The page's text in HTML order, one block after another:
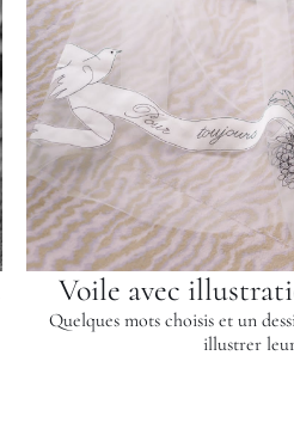
Voile avec
Quelques mots choisis et un
illustrer